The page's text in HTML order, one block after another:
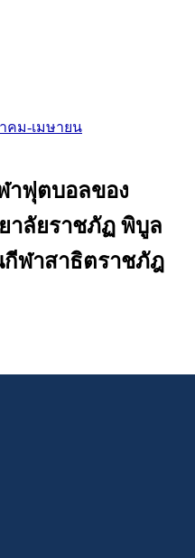
คม-เมษายน
าฟุตบอลของ
าลัยราชภัฏ พิบูล
ฬาสาธิตราชภัฎ